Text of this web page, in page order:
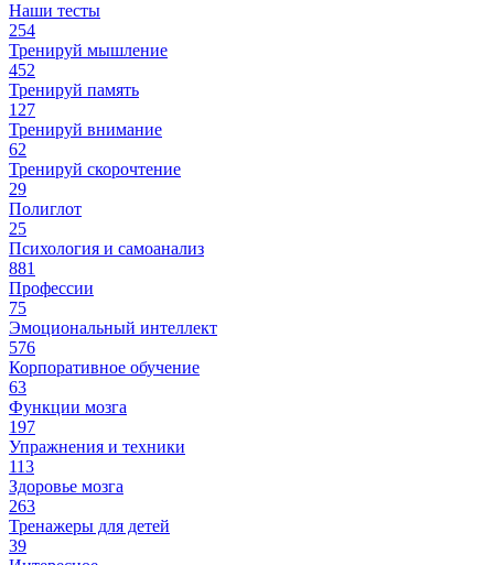
Наши тесты
254
Тренируй мышление
452
Тренируй память
127
Тренируй внимание
62
Тренируй скорочтение
29
Полиглот
25
Психология и самоанализ
881
Профессии
75
Эмоциональный интеллект
576
Корпоративное обучение
63
Функции мозга
197
Упражнения и техники
113
Здоровье мозга
263
Тренажеры для детей
39